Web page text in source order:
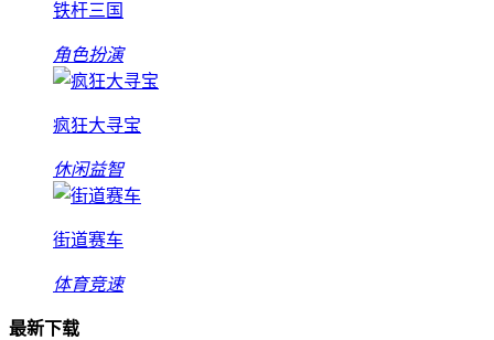
铁杆三国
角色扮演
疯狂大寻宝
休闲益智
街道赛车
体育竞速
最新下载